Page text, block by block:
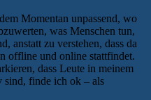
Momentan unpassend, wo
was Menschen tun,
anstatt zu verstehen, dass da
offline und online stattfindet.
dass Leute in meinem
sind, finde ich ok – als